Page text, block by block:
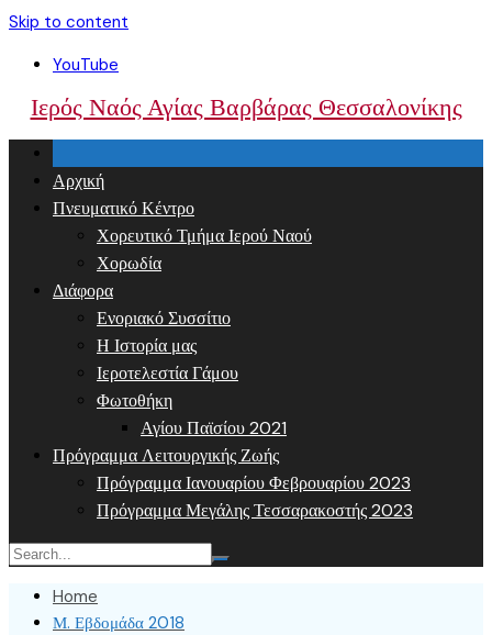
Skip to content
YouTube
Ιερός Ναός Αγίας Βαρβάρας Θεσσαλονίκης
Αρχική
Πνευματικό Κέντρο
Χορευτικό Τμήμα Ιερού Ναού
Χορωδία
Διάφορα
Ενοριακό Συσσίτιο
Η Ιστορία μας
Ιεροτελεστία Γάμου
Φωτοθήκη
Αγίου Παϊσίου 2021
Πρόγραμμα Λειτουργικής Ζωής
Πρόγραμμα Ιανουαρίου Φεβρουαρίου 2023
Πρόγραμμα Μεγάλης Τεσσαρακοστής 2023
Home
Μ. Εβδομάδα 2018